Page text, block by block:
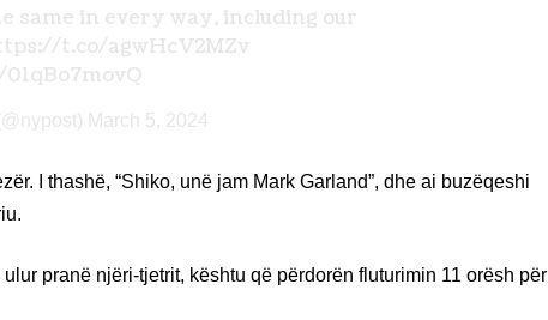
same in every way, including our
t.co/agwHcV2MZv
March 5, 2024
I thashë, “Shiko, unë jam Mark Garland”, dhe ai buzëqeshi
pranë njëri-tjetrit, kështu që përdorën fluturimin 11 orësh për